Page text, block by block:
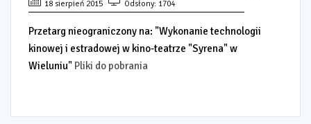
18 sierpień 2015 Odsłony: 1704
Przetarg nieograniczony na: "Wykonanie technologii
kinowej i estradowej w kino-teatrze "Syrena" w
Wieluniu" Pliki do pobrania